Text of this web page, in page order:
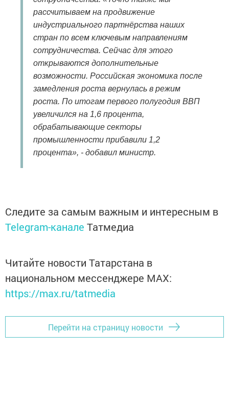
рассчитываем на продвижение
индустриального партнёрства наших
стран по всем ключевым направлениям
сотрудничества. Сейчас для этого
открываются дополнительные
возможности. Российская экономика после
замедления роста вернулась в режим
роста. По итогам первого полугодия ВВП
увеличился на 1,6 процента,
обрабатывающие секторы
промышленности прибавили 1,2
процента», - добавил министр.
Следите за самым важным и интересным в
Telegram-канале Татмедиа
Читайте новости Татарстана в
национальном мессенджере MАХ:
https://max.ru/tatmedia
Перейти на страницу новости